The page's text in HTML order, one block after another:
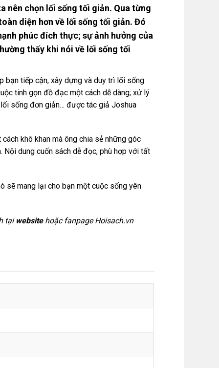
nên chọn lối sống tối giản. Qua từng
diện hơn về lối sống tối giản. Đó
phúc đích thực; sự ảnh hưởng của
thấy khi nói về lối sống tối
bạn tiếp cận, xây dựng và duy trì lối sống
tinh gọn đồ đạc một cách dễ dàng; xử lý
lối sống đơn giản… được tác giả Joshua
khô khan mà ông chia sẻ những góc
Nội dung cuốn sách dễ đọc, phù hợp với tất
sẽ mang lại cho bạn một cuộc sống yên
tại website hoặc fanpage Hoisach.vn